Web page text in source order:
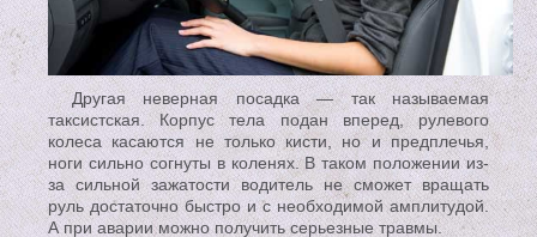
Другая неверная посадка — так называемая
таксистская. Корпус тела подан вперед, рулевого
колеса касаются не только кисти, но и предплечья,
ноги сильно согнуты в коленях. В таком положении из-
за сильной зажатости водитель не сможет вращать
руль достаточно быстро и с необходимой амплитудой.
А при аварии можно получить серьезные травмы.